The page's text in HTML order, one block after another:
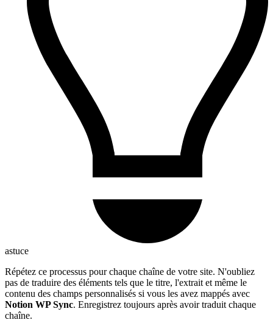
astuce
Répétez ce processus pour chaque chaîne de votre site. N'oubliez
pas de traduire des éléments tels que le titre, l'extrait et même le
contenu des champs personnalisés si vous les avez mappés avec
Notion WP Sync. Enregistrez toujours après avoir traduit chaque
chaîne.